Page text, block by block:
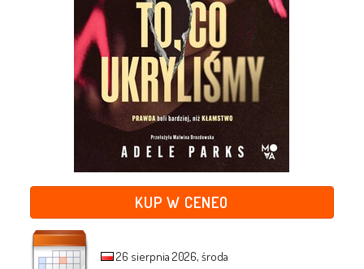
KUP W CENEO
26 sierpnia 2026, środa